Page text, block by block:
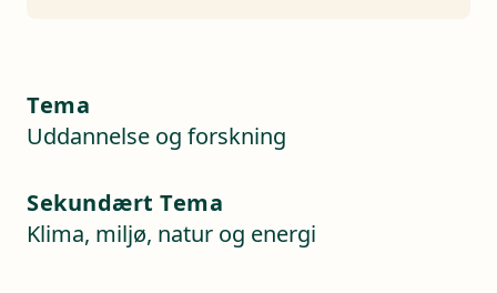
Tema
Uddannelse og forskning
Sekundært Tema
Klima, miljø, natur og energi